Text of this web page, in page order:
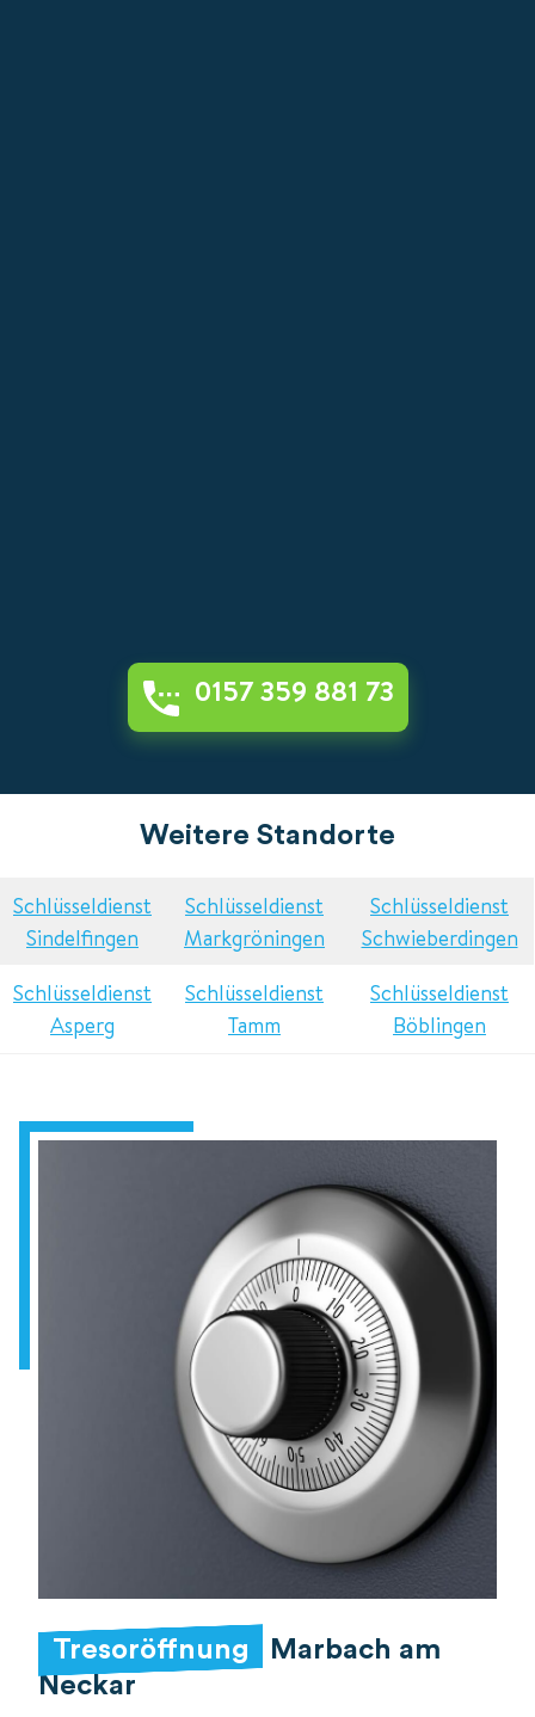
0157 359 881 73
Weitere Standorte
Schlüsseldienst
Sindelfingen
Schlüsseldienst
Markgröningen
Schlüsseldienst
Schwieberdingen
Schlüsseldienst
Asperg
Schlüsseldienst
Tamm
Schlüsseldienst
Böblingen
Tresoröffnung
Marbach am
Neckar